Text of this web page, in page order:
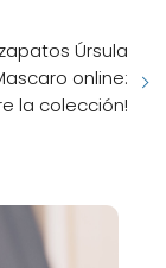
Úrsula
online:
la colección!